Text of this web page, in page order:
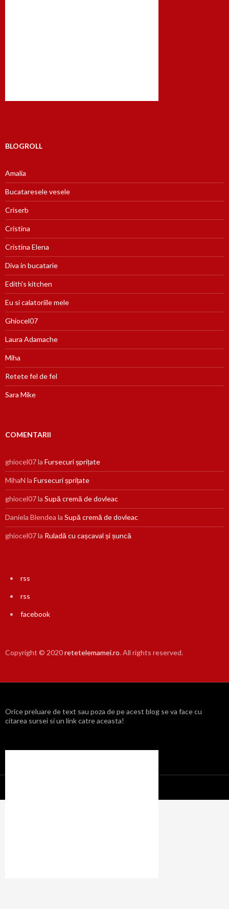
BLOGROLL
Amalia
Bucataresele vesele
Criserb
Cristina
Cristina Elena
Diva in bucatarie
Edith's kitchen
Eu si calatoriile mele
Ghiocel07
Laura Adamache
Miha
Retete fel de fel
Sara Mike
COMENTARII
ghiocel07la Fursecuri șprițate
MihaN la Fursecuri șprițate
ghiocel07la Supă cremă de dovleac
Daniela Blendea la Supă cremă de dovleac
ghiocel07la Ruladă cu cașcaval și șuncă
rss
rss
facebook
Copyright © 2020retetelemamei.ro. All rights reserved.
Orice preluare de text sau poza de pe acest blog se va face cu
citarea sursei si un link catre aceasta!